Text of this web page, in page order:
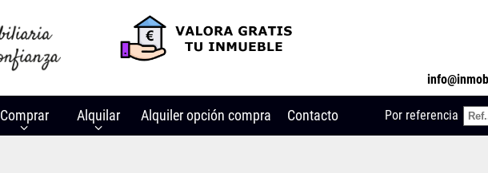
Comprar Alquilar Alquiler opción compra Contacto Por referencia